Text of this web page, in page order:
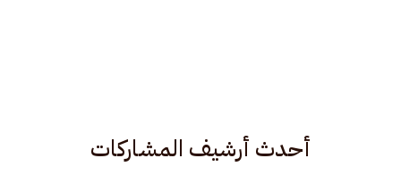
أحدث أرشيف المشاركات